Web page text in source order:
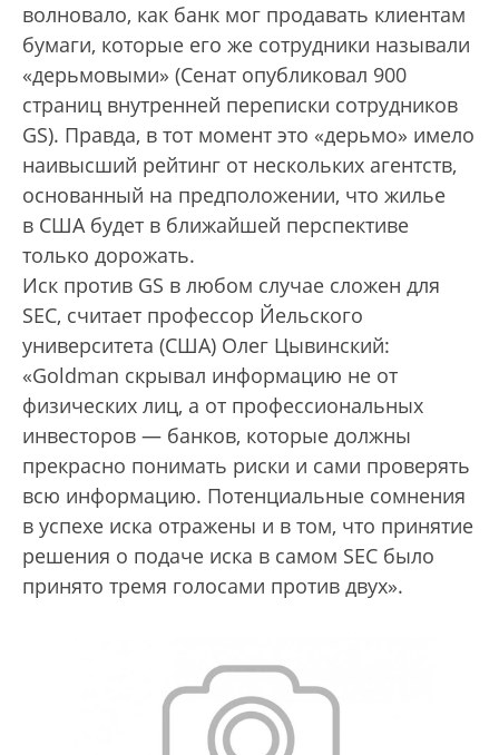
волновало, как банк мог продавать клиентам
бумаги, которые его же сотрудники называли
«дерьмовыми» (Сенат опубликовал 900
страниц внутренней переписки сотрудников
GS). Правда, в тот момент это «дерьмо» имело
наивысший рейтинг от нескольких агентств,
основанный на предположении, что жилье
в США будет в ближайшей перспективе
только дорожать.
Иск против GS в любом случае сложен для
SEC, считает профессор Йельского
университета (США) Олег Цывинский:
«Goldman скрывал информацию не от
физических лиц, а от профессиональных
инвесторов — банков, которые должны
прекрасно понимать риски и сами проверять
всю информацию. Потенциальные сомнения
в успехе иска отражены и в том, что принятие
решения о подаче иска в самом SEC было
принято тремя голосами против двух».